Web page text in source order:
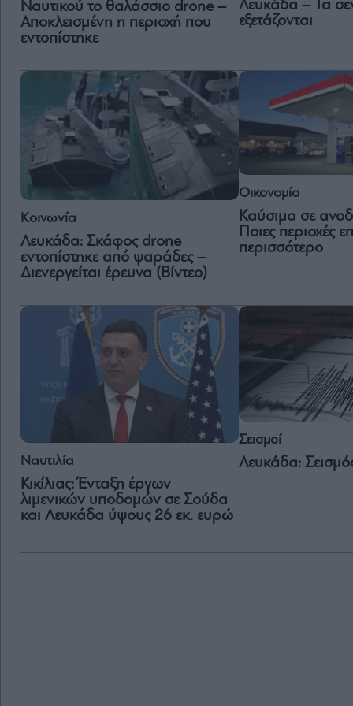
Ναυτικού το θαλάσσιο drone –
Αποκλεισμένη η περιοχή που
εντοπίστηκε
Λευκάδα – Τα
εξετάζονται
Κοινωνία
Λευκάδα: Σκάφος drone
εντοπίστηκε από ψαράδες –
Διενεργείται έρευνα (Βίντεο)
Οικονομία
Καύσιμα σε
Ποιες περιοχές
περισσότερο
Ναυτιλία
Κικίλιας: Ένταξη έργων
λιμενικών υποδομών σε Σούδα
και Λευκάδα ύψους 26 εκ. ευρώ
Σεισμοί
Λευκάδα: